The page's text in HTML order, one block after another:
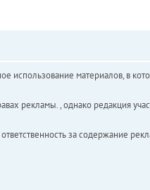
использование материалов, в
рекламы. , однако редакция
за содержание